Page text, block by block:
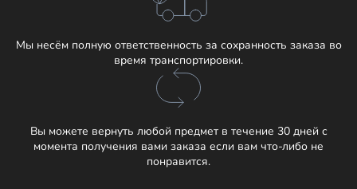
Мы несём полную ответственность за сохранность заказа во
время транспортировки.
Вы можете вернуть любой предмет в течение 30 дней с
момента получения вами заказа если вам что-либо не
понравится.